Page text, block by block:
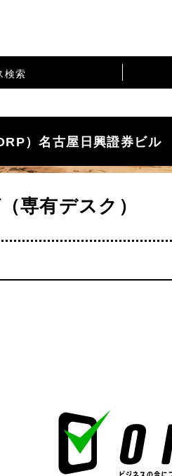
検索
）名古屋日興證券ビル
専有デスク）